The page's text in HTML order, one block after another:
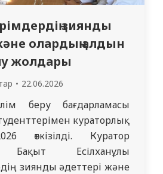
зиянды
олардың алдын
жолдары
22.06.2026
беру бағдарламасы
кураторлық
өткізілді. Куратор
Бақыт Есілханұлы
зиянды әдеттері және